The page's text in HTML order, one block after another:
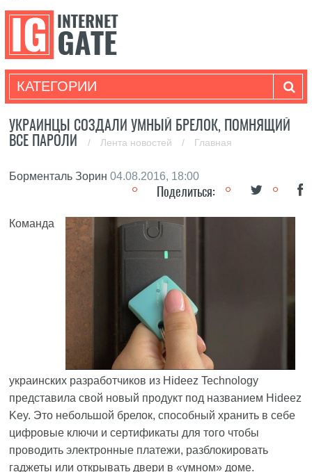
КАТЕГОРИИ
УКРАИНЦЫ СОЗДАЛИ УМНЫЙ БРЕЛОК, ПОМНЯЩИЙ
ВСЕ ПАРОЛИ
/ Лента новостей / Главная
Борменталь Зорин 04.08.2016, 18:00
Поделиться:
Команда
украинских разработчиков из Hideez Technology
представила свой новый продукт под названием Hideez
Key. Это небольшой брелок, способный хранить в себе
цифровые ключи и сертификаты для того чтобы
проводить электронные платежи, разблокировать
гаджеты или открывать двери в «умном» доме.